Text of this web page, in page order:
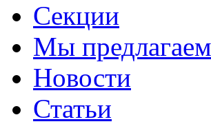
Секции
Мы предлагаем
Новости
Статьи